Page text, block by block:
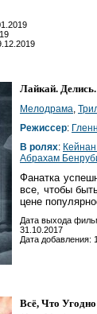
Лайкай.
Мелодрама
Режиссер:
В ролях:
Абрахам
Фанатка
все, чтобы
цене
Дата выхода
31.10.2017
Дата добавления:
Всё, Что Угодно